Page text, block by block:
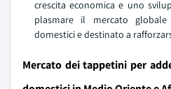
crescita economica e uno
plasmare il mercato
domestici e destinato a
Mercato dei tappetini per